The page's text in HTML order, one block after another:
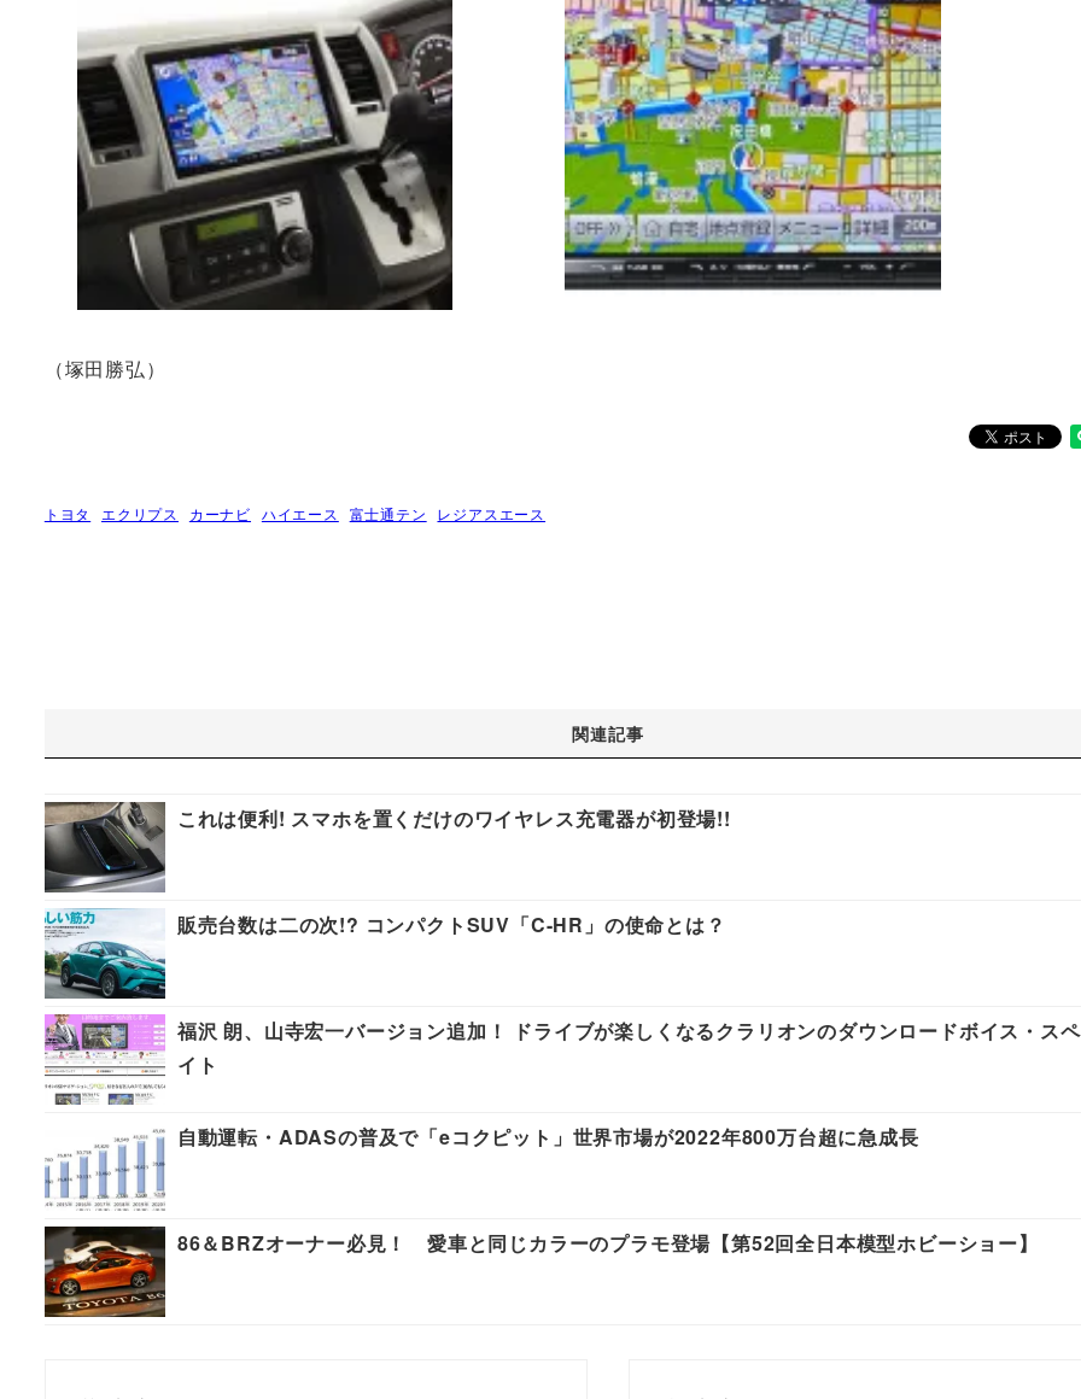
（塚田勝弘）
トヨタ エクリプス カーナビ ハイエース 富士通テン レジアスエース
関連記事
これは便利! スマホを置くだけのワイヤレス充電器が初登場!!
販売台数は二の次!? コンパクトSUV「C-HR」の使命とは？
福沢 朗、山寺宏一バージョン追加！ ドライブが楽しくなるクラリオンのダウンロードボイス・ス
イト
自動運転・ADASの普及で「eコクピット」世界市場が2022年800万台超に急成長
86＆BRZオーナー必見！ 愛車と同じカラーのプラモ登場【第52回全日本模型ホビーショー】